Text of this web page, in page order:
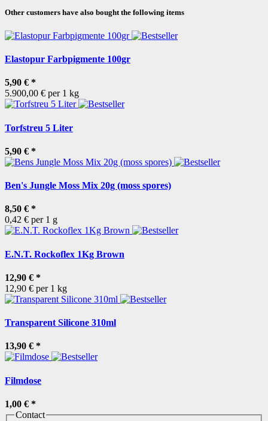
Other customers have also bought the following items
Elastopur Farbpigmente 100gr
5,90 € *
5.900,00 € per 1 kg
Torfstreu 5 Liter
5,90 € *
Ben's Jungle Moss Mix 20g (moss spores)
8,50 € *
0,42 € per 1 g
E.N.T. Rockoflex 1Kg Brown
12,90 € *
12,90 € per 1 kg
Transparent Silicone 310ml
13,90 € *
Filmdose
1,00 € *
Contact